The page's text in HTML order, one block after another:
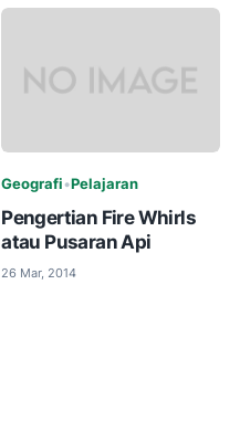
Geografi •Pelajaran
Pengertian Fire Whirls
atau Pusaran Api
26 Mar, 2014